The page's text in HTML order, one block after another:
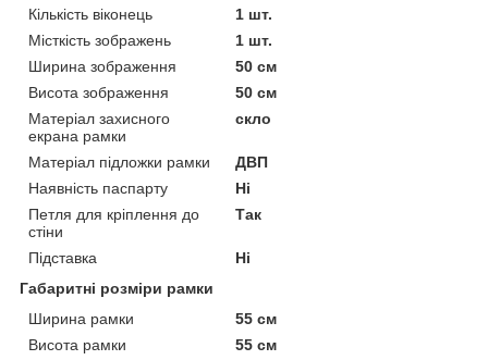
Кількість віконець
1 шт.
Місткість зображень
1 шт.
Ширина зображення
50 см
Висота зображення
50 см
Матеріал захисного
екрана рамки
скло
Матеріал підложки рамки
ДВП
Наявність паспарту
Ні
Петля для кріплення до
стіни
Так
Підставка
Ні
Габаритні розміри рамки
Ширина рамки
55 см
Висота рамки
55 см